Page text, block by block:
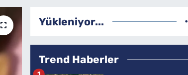
Yükleniyor...
Trend Haberler